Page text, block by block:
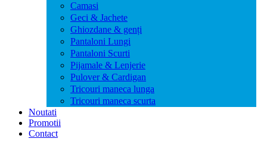
Camasi
Geci & Jachete
Ghiozdane & genți
Pantaloni Lungi
Pantaloni Scurti
Pijamale & Lenjerie
Pulover & Cardigan
Tricouri maneca lunga
Tricouri maneca scurta
Noutati
Promotii
Contact